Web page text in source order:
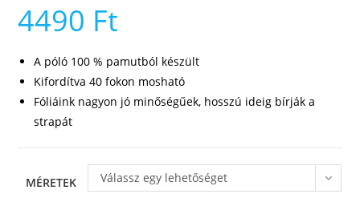
4490 Ft
A póló 100 % pamutból készült
Kifordítva 40 fokon mosható
Fóliáink nagyon jó minőségűek, hosszú ideig bírják a
strapát
MÉRETEK Válassz egy lehetőséget